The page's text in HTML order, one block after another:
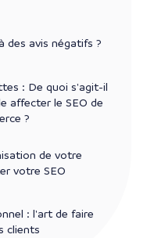
des avis négatifs ?
: De quoi s'agit-il
affecter le SEO de
?
de votre
votre SEO
: l'art de faire
clients